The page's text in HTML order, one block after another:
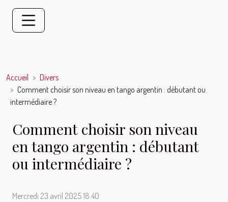
Accueil
Divers
Comment choisir son niveau en tango argentin : débutant ou
intermédiaire ?
Comment choisir son niveau
en tango argentin : débutant
ou intermédiaire ?
Mercredi 23 avril 2025 18:40